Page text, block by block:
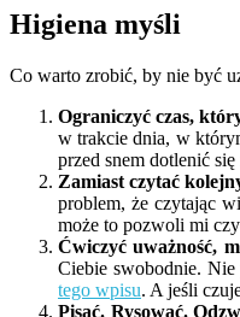
Higiena myśli
Co warto zrobić, by nie być
Ograniczyć czas,
w trakcie dnia, w
przed snem dotlenić
Zamiast czytać
problem, że czytając
może to pozwoli mi
Ćwiczyć uważność,
Ciebie swobodnie. Nie
tego wpisu. A jeśli
Pisać. Rysować.